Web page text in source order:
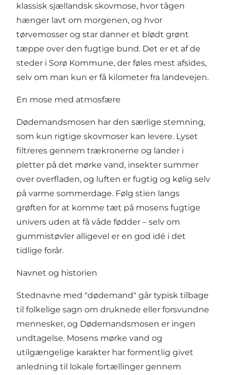
klassisk sjællandsk skovmose, hvor tågen
hænger lavt om morgenen, og hvor
tørvemosser og star danner et blødt grønt
tæppe over den fugtige bund. Det er et af de
steder i Sorø Kommune, der føles mest afsides,
selv om man kun er få kilometer fra landevejen.
En mose med atmosfære
Dødemandsmosen har den særlige stemning,
som kun rigtige skovmoser kan levere. Lyset
filtreres gennem trækronerne og lander i
pletter på det mørke vand, insekter summer
over overfladen, og luften er fugtig og kølig selv
på varme sommerdage. Følg stien langs
grøften for at komme tæt på mosens fugtige
univers uden at få våde fødder – selv om
gummistøvler alligevel er en god idé i det
tidlige forår.
Navnet og historien
Stednavne med "dødemand" går typisk tilbage
til folkelige sagn om druknede eller forsvundne
mennesker, og Dødemandsmosen er ingen
undtagelse. Mosens mørke vand og
utilgængelige karakter har formentlig givet
anledning til lokale fortællinger gennem